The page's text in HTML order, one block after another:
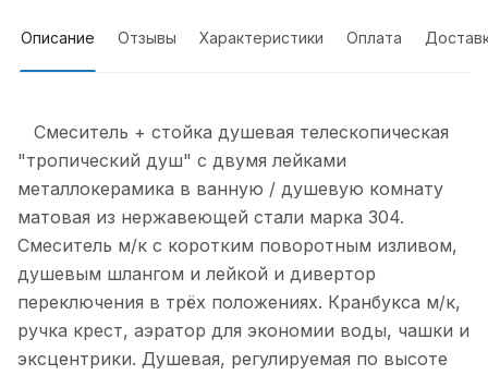
Описание Отзывы Характеристики Оплата
Смеситель + стойка душевая телескопическая
"тропический душ" с двумя лейками
металлокерамика в ванную / душевую комнату
матовая из нержавеющей стали марка 304.
Смеситель м/к с коротким поворотным изливом,
душевым шлангом и лейкой и дивертор
переключения в трёх положениях. Кранбукса м/к,
ручка крест, аэратор для экономии воды, чашки и
эксцентрики. Душевая, регулируемая по высоте